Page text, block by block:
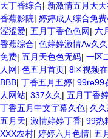
天丁香综合| 新激情五月天
香蕉影院| 婷婷成人综合免
涩涩爱| 五月丁香色色网| 六
香蕉综合| 色婷婷激情Av久久
免费| 五月天色色无码| 一区
人网| 色五月首页| 8区视频
BBB| 丁香五月五婷| 99re99
人网站| 337久久 | 五月丁香
丁香五月中文字幕久色| 久
五月天| 激情婷婷丁香| 99热
XXX农村| 婷婷六月色情| 五